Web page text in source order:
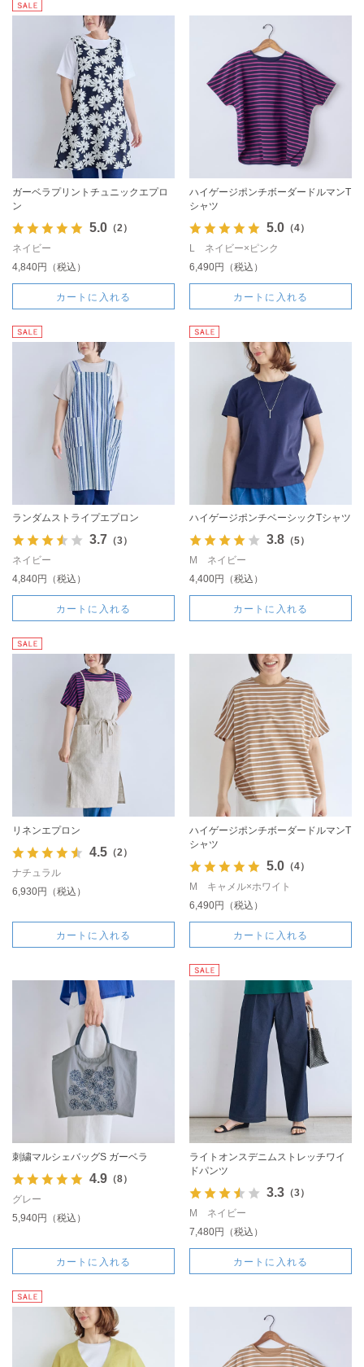
ガーベラプリントチュニックエプロ
ン
5.0（2）
ネイビー
4,840円（税込）
カートに入れる
ハイゲージポンチボーダードルマンT
シャツ
5.0（4）
L ネイビー×ピンク
6,490円（税込）
カートに入れる
ランダムストライプエプロン
3.7 （3）
ネイビー
4,840円（税込）
カートに入れる
ハイゲージポンチベーシックTシャツ
3.8（5）
M ネイビー
4,400円（税込）
カートに入れる
リネンエプロン
4.5（2）
ナチュラル
6,930円（税込）
カートに入れる
ハイゲージポンチボーダードルマンT
シャツ
5.0（4）
M キャメル×ホワイト
6,490円（税込）
カートに入れる
刺繍マルシェバッグS ガーベラ
4.9（8）
グレー
5,940円（税込）
カートに入れる
ライトオンスデニムストレッチワイ
ドパンツ
3.3（3）
M ネイビー
7,480円（税込）
カートに入れる